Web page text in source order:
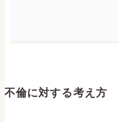
不倫に対する考え方